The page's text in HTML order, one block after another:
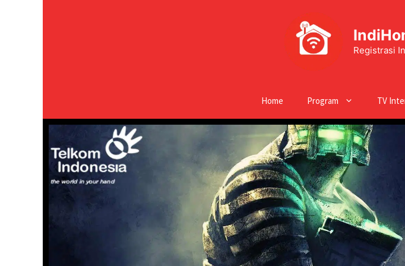
Registrasi
Home Program TV